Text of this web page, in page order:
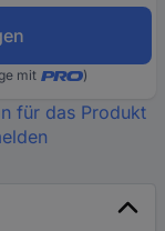
mit )
für das Produkt